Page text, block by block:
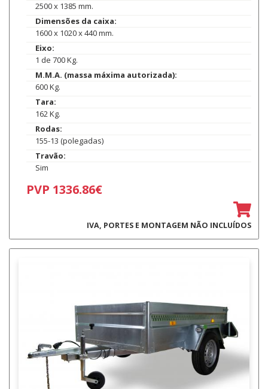
2500 x 1385 mm.
Dimensões da caixa:
1600 x 1020 x 440 mm.
Eixo:
1 de 700 Kg.
M.M.A. (massa máxima autorizada):
600 Kg.
Tara:
162 Kg.
Rodas:
155-13 (polegadas)
Travão:
Sim
PVP 1336.86€
IVA, PORTES E MONTAGEM NÃO INCLUÍDOS